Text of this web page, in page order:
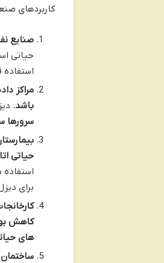
کاربردهای
صنایع
حیاتی
مراکز
باشد.
سرورها
حیاتی
برای
کاهش
های